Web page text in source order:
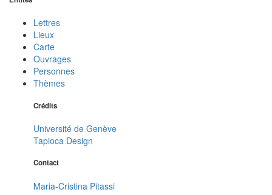
Lettres
Lieux
Carte
Ouvrages
Personnes
Thèmes
Crédits
Université de Genève
Tapioca Design
Contact
Maria-Cristina Pitassi